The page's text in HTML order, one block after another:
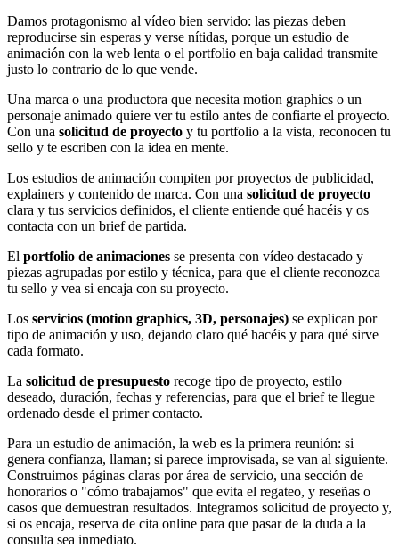
Damos protagonismo al vídeo bien servido: las piezas deben
reproducirse sin esperas y verse nítidas, porque un estudio de
animación con la web lenta o el portfolio en baja calidad transmite
justo lo contrario de lo que vende.
Una marca o una productora que necesita motion graphics o un
personaje animado quiere ver tu estilo antes de confiarte el proyecto.
Con una solicitud de proyecto y tu portfolio a la vista, reconocen tu
sello y te escriben con la idea en mente.
Los estudios de animación compiten por proyectos de publicidad,
explainers y contenido de marca. Con una solicitud de proyecto
clara y tus servicios definidos, el cliente entiende qué hacéis y os
contacta con un brief de partida.
El portfolio de animaciones se presenta con vídeo destacado y
piezas agrupadas por estilo y técnica, para que el cliente reconozca
tu sello y vea si encaja con su proyecto.
Los servicios (motion graphics, 3D, personajes) se explican por
tipo de animación y uso, dejando claro qué hacéis y para qué sirve
cada formato.
La solicitud de presupuesto recoge tipo de proyecto, estilo
deseado, duración, fechas y referencias, para que el brief te llegue
ordenado desde el primer contacto.
Para un estudio de animación, la web es la primera reunión: si
genera confianza, llaman; si parece improvisada, se van al siguiente.
Construimos páginas claras por área de servicio, una sección de
honorarios o "cómo trabajamos" que evita el regateo, y reseñas o
casos que demuestran resultados. Integramos solicitud de proyecto y,
si os encaja, reserva de cita online para que pasar de la duda a la
consulta sea inmediato.